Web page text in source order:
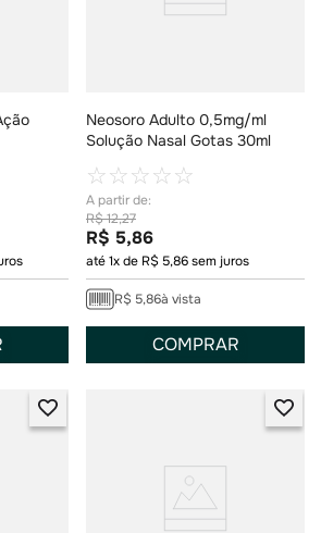
Neosoro Adulto 0,5mg/ml
Solução Nasal Gotas 30ml
☆☆☆☆☆
R$12,27
R$ 5,86
até1x de R$ 5,86sem juros
R$ 5,86à vista
COMPRAR